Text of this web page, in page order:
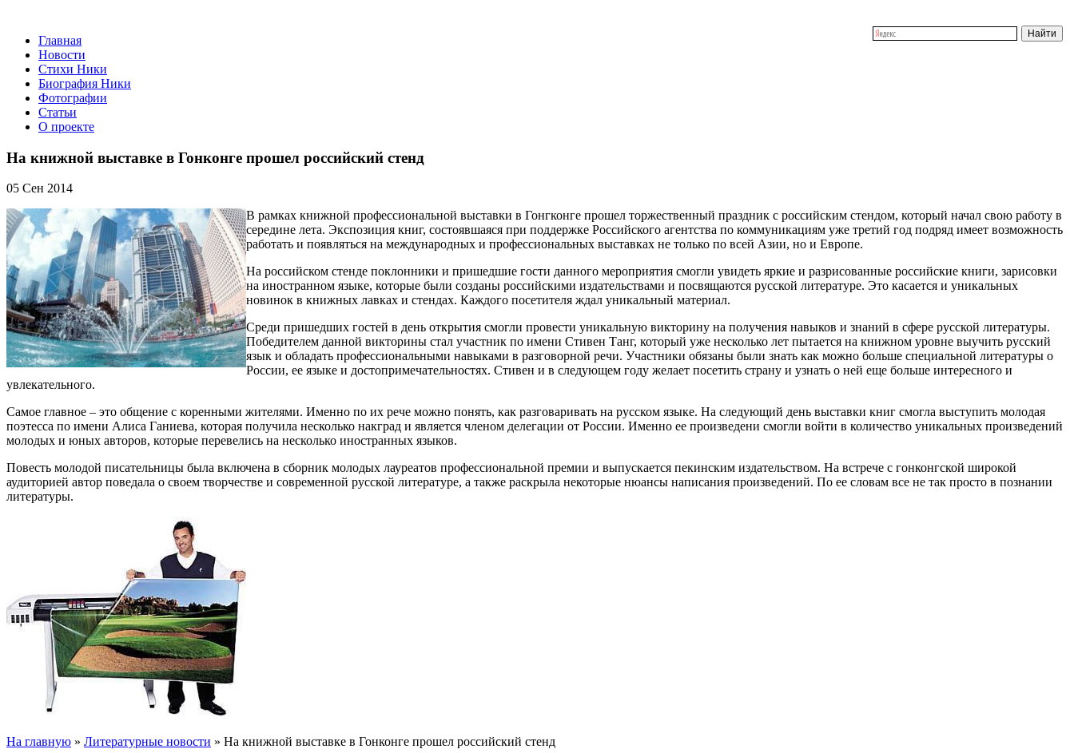
Главная
Новости
Стихи Ники
Биография Ники
Фотографии
Статьи
О проекте
На книжной выставке в Гонконге прошел российский стенд
05 Сен 2014
В рамках книжной профессиональной выставки в Гонгконге прошел торжественный праздник с российским стендом, который начал свою работу в
середине лета. Экспозиция книг, состоявшаяся при поддержке Российского агентства по коммуникациям уже третий год подряд имеет возможность
работать и появляться на международных и профессиональных выставках не только по всей Азии, но и Европе.
На российском стенде поклонники и пришедшие гости данного мероприятия смогли увидеть яркие и разрисованные российские книги, зарисовки
на иностранном языке, которые были созданы российскими издательствами и посвящаются русской литературе. Это касается и уникальных
новинок в книжных лавках и стендах. Каждого посетителя ждал уникальный материал.
Среди пришедших гостей в день открытия смогли провести уникальную викторину на получения навыков и знаний в сфере русской литературы.
Победителем данной викторины стал участник по имени Стивен Танг, который уже несколько лет пытается на книжном уровне выучить русский
язык и обладать профессиональными навыками в разговорной речи. Участники обязаны были знать как можно больше специальной литературы о
России, ее языке и достопримечательностях. Стивен и в следующем году желает посетить страну и узнать о ней еще больше интересного и
увлекательного.
Самое главное – это общение с коренными жителями. Именно по их рече можно понять, как разговаривать на русском языке. На следующий день выставки книг смогла выступить молодая
поэтесса по имени Алиса Ганиева, которая получила несколько накград и является членом делегации от России. Именно ее произведени смогли войти в количество уникальных произведений
молодых и юных авторов, которые перевелись на несколько иностранных языков.
Повесть молодой писательницы была включена в сборник молодых лауреатов профессиональной премии и выпускается пекинским издательством. На встрече с гонконгской широкой
аудиторией автор поведала о своем творчестве и современной русской литературе, а также раскрыла некоторые нюансы написания произведений. По ее словам все не так просто в познании
литературы.
На главную » Литературные новости » На книжной выставке в Гонконге прошел российский стенд